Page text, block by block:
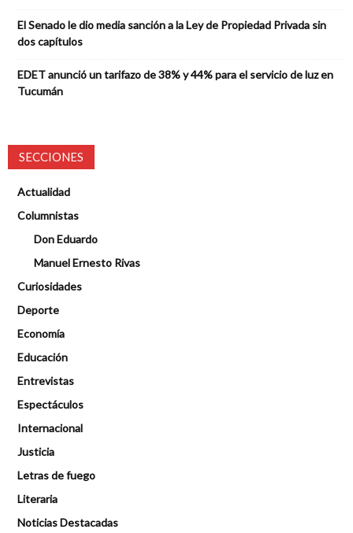
El Senado le dio media sanción a la Ley de Propiedad Privada sin
dos capítulos
EDET anunció un tarifazo de 38% y 44% para el servicio de luz en
Tucumán
SECCIONES
Actualidad
Columnistas
Don Eduardo
Manuel Ernesto Rivas
Curiosidades
Deporte
Economía
Educación
Entrevistas
Espectáculos
Internacional
Justicia
Letras de fuego
Literaria
Noticias Destacadas